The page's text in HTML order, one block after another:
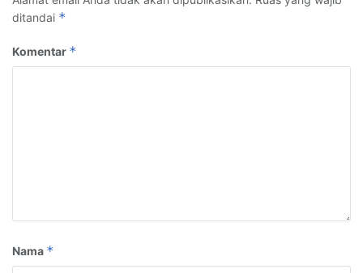
ditandai *
Komentar *
Nama *